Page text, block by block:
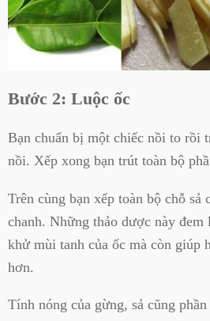
Bước 2: Luộc ốc
Bạn chuẩn bị một chiếc nồi to rồi
nồi. Xếp xong bạn trút toàn bộ
Trên cùng bạn xếp toàn bộ chỗ sả
chanh. Những thảo dược này đem
khử mùi tanh của ốc mà còn giúp
hơn.
Tính nóng của gừng, sả cũng